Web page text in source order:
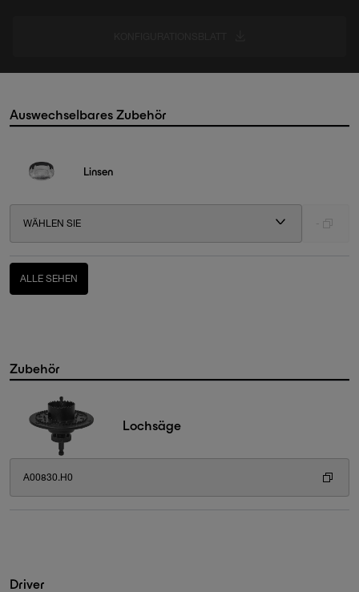
Auswechselbares Zubehör
Linsen
WÄHLEN SIE
ALLE SEHEN
Zubehör
Lochsäge
A00830.H0
Driver